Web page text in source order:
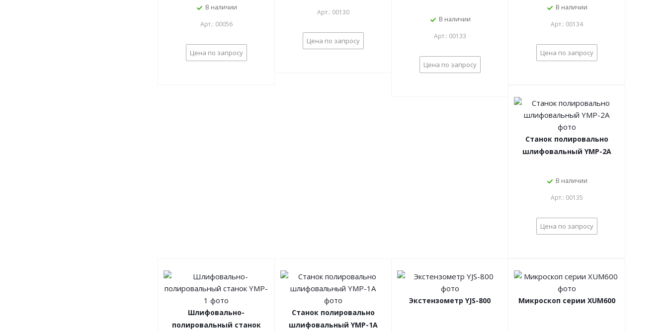
В наличии
Арт.: 00056
Цена по запросу
Арт.: 00130
Цена по запросу
В наличии
Арт.: 00133
Цена по запросу
В наличии
Арт.: 00134
Цена по запросу
Станок полировально
шлифовальный YMP-2A
В наличии
Арт.: 00135
Цена по запросу
Шлифовально-
полировальный станок
Станок полировально
шлифовальный YMP-1A
Экстензометр YJS-800 Микроскоп серии XUM600